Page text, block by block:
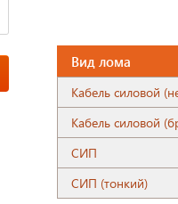
Вид лома
Кабель силовой
Кабель силовой
СИП
СИП (тонкий)